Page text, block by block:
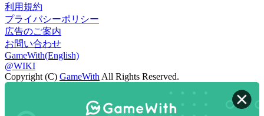
利用規約
プライバシーポリシー
広告のご案内
お問い合わせ
GameWith(English)
@WIKI
Copyright (C) GameWith All Rights Reserved.